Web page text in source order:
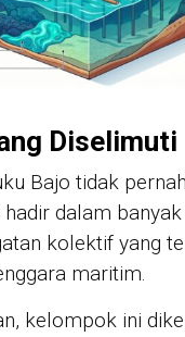
Diselimuti
Bajo tidak
dalam
kolektif yang
maritim.
kelompok ini